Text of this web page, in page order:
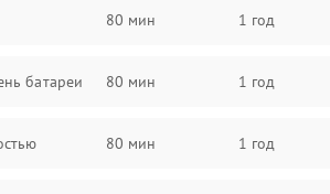
80 мин 1 год
батареи 80 мин 1 год
80 мин 1 год